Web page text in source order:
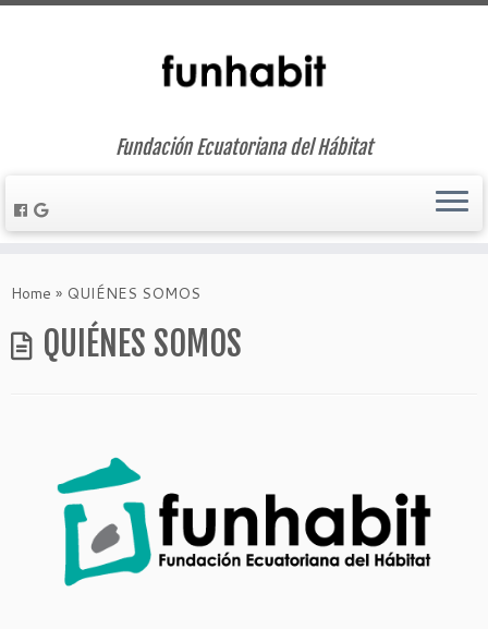
to
Fundación Ecuatoriana del Hábitat
Home » QUIÉNES SOMOS
QUIÉNES SOMOS